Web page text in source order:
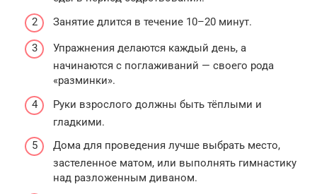
Занятие длится в течение 10–20 минут.
Упражнения делаются каждый день, а
начинаются с поглаживаний — своего рода
«разминки».
Руки взрослого должны быть тёплыми и
гладкими.
Дома для проведения лучше выбрать место,
застеленное матом, или выполнять гимнастику
над разложенным диваном.